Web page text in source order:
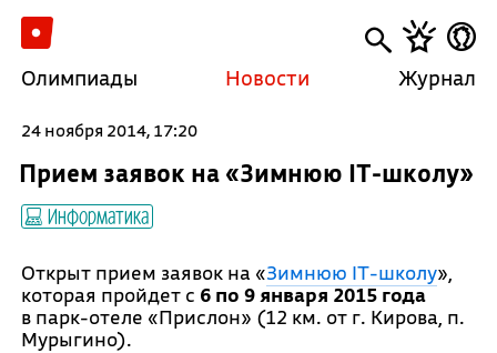
Олимпиады Новости Журнал
24 ноября 2014, 17:20
Прием заявок на «Зимнюю IT-школу»
Информатика
Открыт прием заявок на «Зимнюю IT-школу»,
которая пройдет с 6 по 9 января 2015 года
в парк-отеле «Прислон» (12 км. от г. Кирова, п.
Мурыгино).